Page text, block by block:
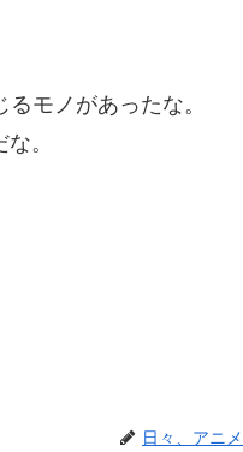
モノがあったな。
。
日々、アニメ